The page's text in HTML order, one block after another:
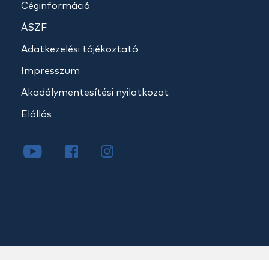
Céginformáció
ÁSZF
Adatkezelési tájékoztató
Impresszum
Akadálymentesítési nyilatkozat
Elállás